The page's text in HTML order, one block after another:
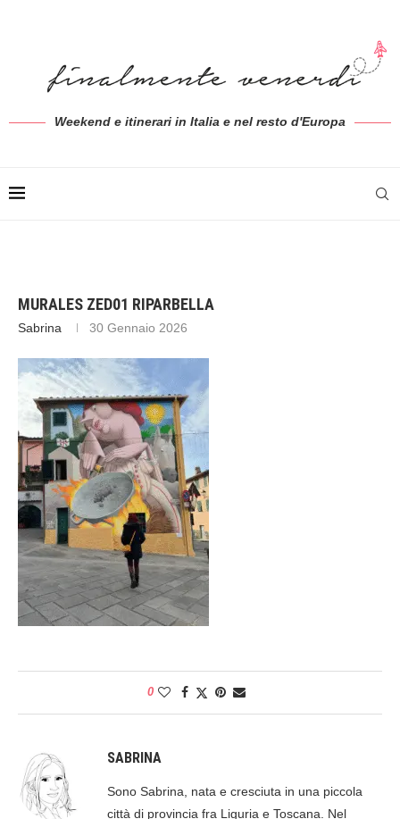
Weekend e itinerari in Italia e nel resto d'Europa
MURALES ZED01 RIPARBELLA
Sabrina 30 Gennaio 2026
0
SABRINA
Sono Sabrina, nata e cresciuta in una piccola
città di provincia fra Liguria e Toscana. Nel